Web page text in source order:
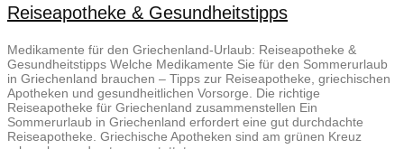
Reiseapotheke & Gesundheitstipps
Medikamente für den Griechenland-Urlaub: Reiseapotheke &
Gesundheitstipps Welche Medikamente Sie für den Sommerurlaub
in Griechenland brauchen – Tipps zur Reiseapotheke, griechischen
Apotheken und gesundheitlichen Vorsorge. Die richtige
Reiseapotheke für Griechenland zusammenstellen Ein
Sommerurlaub in Griechenland erfordert eine gut durchdachte
Reiseapotheke. Griechische Apotheken sind am grünen Kreuz